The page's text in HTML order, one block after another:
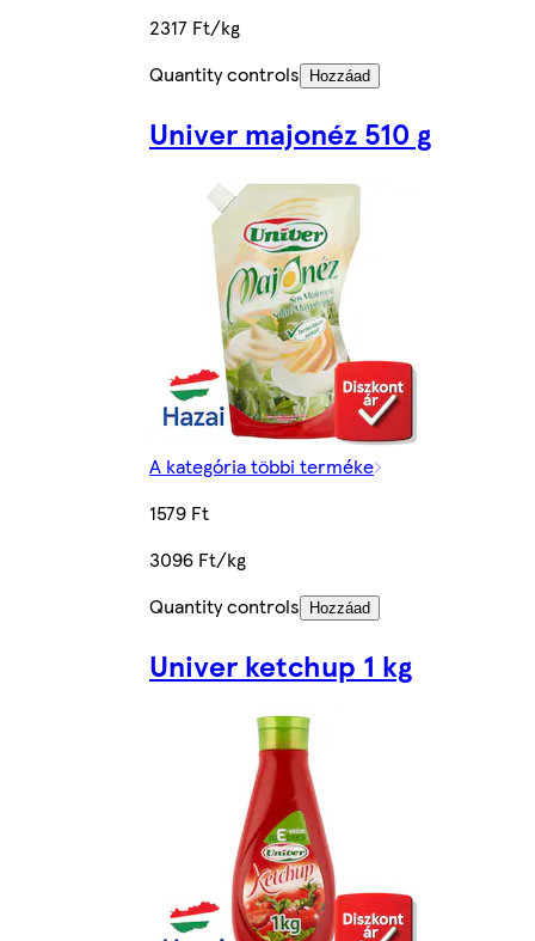
2317 Ft/kg
Quantity controls
Hozzáad
Univer majonéz 510 g
A kategória többi terméke
1579 Ft
3096 Ft/kg
Quantity controls
Hozzáad
Univer ketchup 1 kg